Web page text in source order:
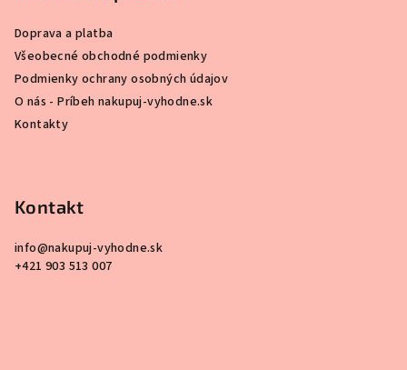
Doprava a platba
Všeobecné obchodné podmienky
Podmienky ochrany osobných údajov
O nás - Príbeh nakupuj-vyhodne.sk
Kontakty
Kontakt
info@nakupuj-vyhodne.sk
+421 903 513 007